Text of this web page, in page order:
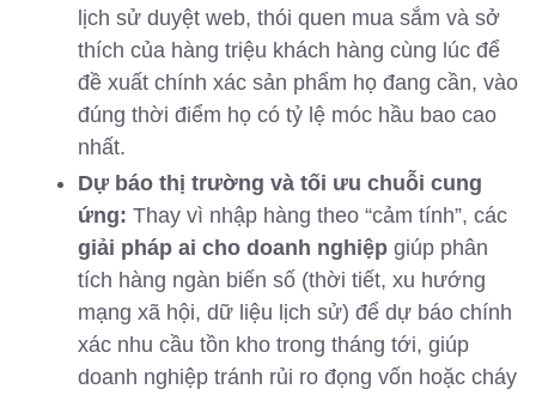
lịch sử duyệt web, thói quen mua sắm và sở
thích của hàng triệu khách hàng cùng lúc để
đề xuất chính xác sản phẩm họ đang cần, vào
đúng thời điểm họ có tỷ lệ móc hầu bao cao
nhất.
Dự báo thị trường và tối ưu chuỗi cung
ứng: Thay vì nhập hàng theo “cảm tính”, các
giải pháp ai cho doanh nghiệp giúp phân
tích hàng ngàn biến số (thời tiết, xu hướng
mạng xã hội, dữ liệu lịch sử) để dự báo chính
xác nhu cầu tồn kho trong tháng tới, giúp
doanh nghiệp tránh rủi ro đọng vốn hoặc cháy